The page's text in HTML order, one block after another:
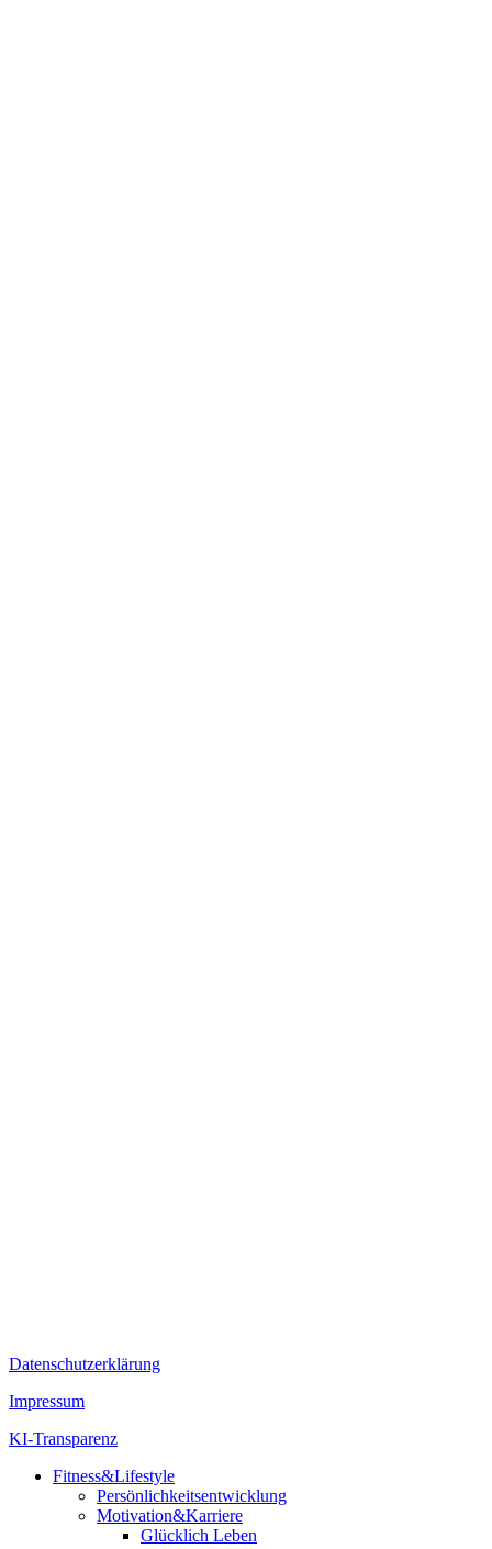
Datenschutzerklärung
Impressum
KI-Transparenz
Fitness&Lifestyle
Persönlichkeitsentwicklung
Motivation&Karriere
Glücklich Leben